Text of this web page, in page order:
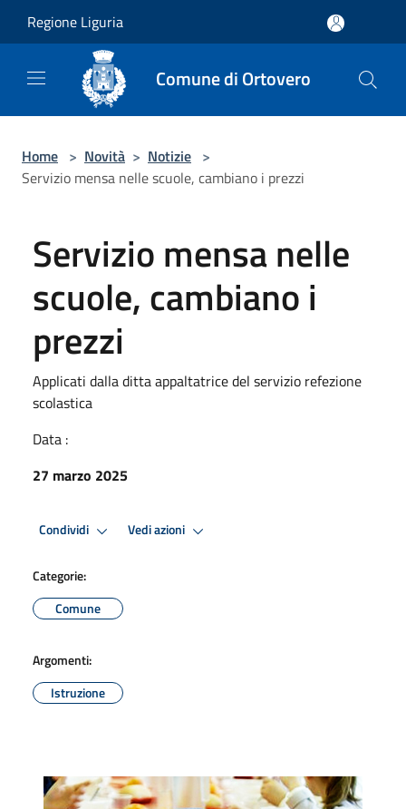
Regione Liguria
Comune di Ortovero
Home > Novità > Notizie >
Servizio mensa nelle scuole, cambiano i prezzi
Servizio mensa nelle
scuole, cambiano i
prezzi
Applicati dalla ditta appaltatrice del servizio refezione
scolastica
Data :
27 marzo 2025
Condividi Vedi azioni
Categorie:
Comune
Argomenti:
Istruzione